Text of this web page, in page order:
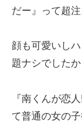
だー』って超
顔も可愛いし
題ナシでしたか
『南くんが恋
て普通の女の